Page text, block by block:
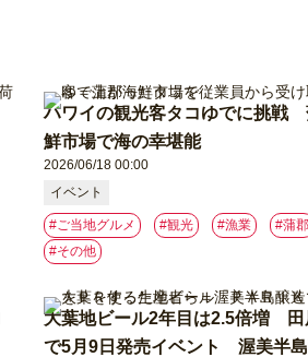
ハワイの観光客タコゆでに挑戦
鮮市場で海の幸堪能
2026/06/18 00:00
イベント
#ご当地グルメ #観光 #漁業
#蒲郡
#その他
大葉地ビール2年目は2.5倍増 田
で5月9日発売イベント 渥美半